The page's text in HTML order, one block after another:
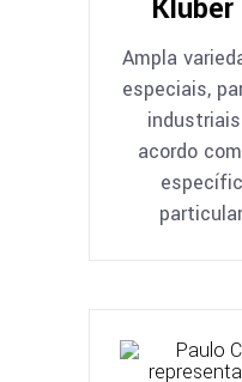
Ampla
especiais,
acordo